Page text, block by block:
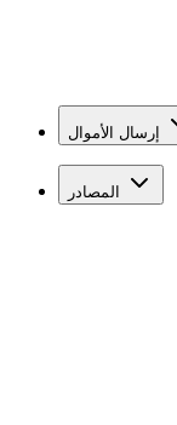
إرسال الأموال
المصادر